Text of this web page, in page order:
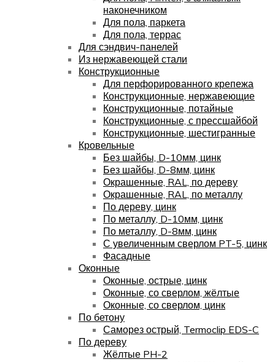
наконечником
Для пола, паркета
Для пола, террас
Для сэндвич-панелей
Из нержавеющей стали
Конструкционные
Для перфорированного крепежа
Конструкционные, нержавеющие
Конструкционные, потайные
Конструкционные, с прессшайбой
Конструкционные, шестигранные
Кровельные
Без шайбы, D-10мм, цинк
Без шайбы, D-8мм, цинк
Окрашенные, RAL, по дереву
Окрашенные, RAL, по металлу
По дереву, цинк
По металлу, D-10мм, цинк
По металлу, D-8мм, цинк
С увеличенным сверлом PT-5, цинк
Фасадные
Оконные
Оконные, острые, цинк
Оконные, со сверлом, жёлтые
Оконные, со сверлом, цинк
По бетону
Саморез острый, Termoclip EDS-C
По дереву
Жёлтые PH-2